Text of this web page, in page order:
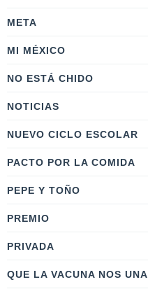
META
MI MÉXICO
NO ESTÁ CHIDO
NOTICIAS
NUEVO CICLO ESCOLAR
PACTO POR LA COMIDA
PEPE Y TOÑO
PREMIO
PRIVADA
QUE LA VACUNA NOS UNA